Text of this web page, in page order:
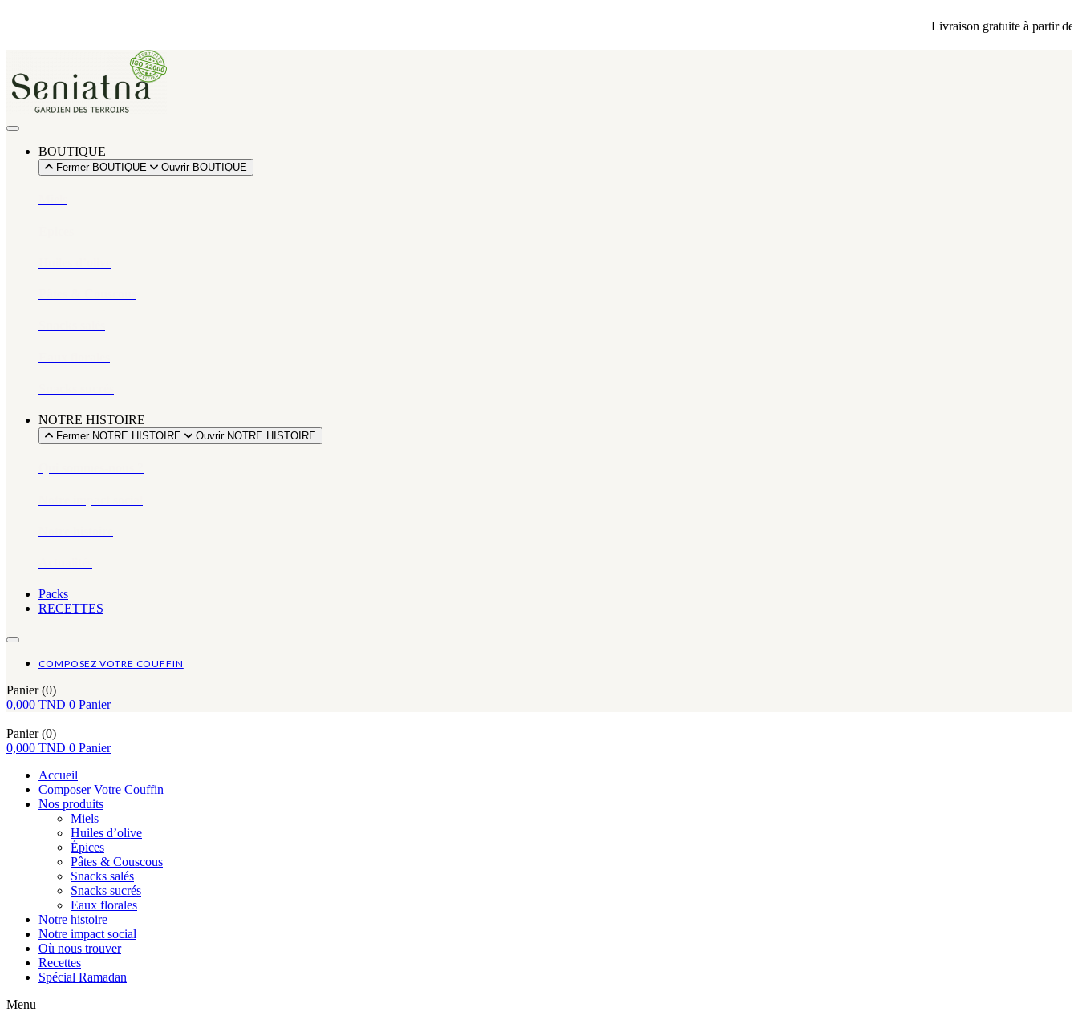
Livraison gratuite à partir de 80
BOUTIQUE
Fermer BOUTIQUE Ouvrir BOUTIQUE
NOTRE HISTOIRE
Fermer NOTRE HISTOIRE Ouvrir NOTRE HISTOIRE
Packs
RECETTES
COMPOSEZ VOTRE COUFFIN
Panier (0)
0,000 TND 0 Panier
Panier (0)
0,000 TND 0 Panier
Accueil
Composer Votre Couffin
Nos produits
Miels
Huiles d’olive
Épices
Pâtes & Couscous
Snacks salés
Snacks sucrés
Eaux florales
Notre histoire
Notre impact social
Où nous trouver
Recettes
Spécial Ramadan
Menu